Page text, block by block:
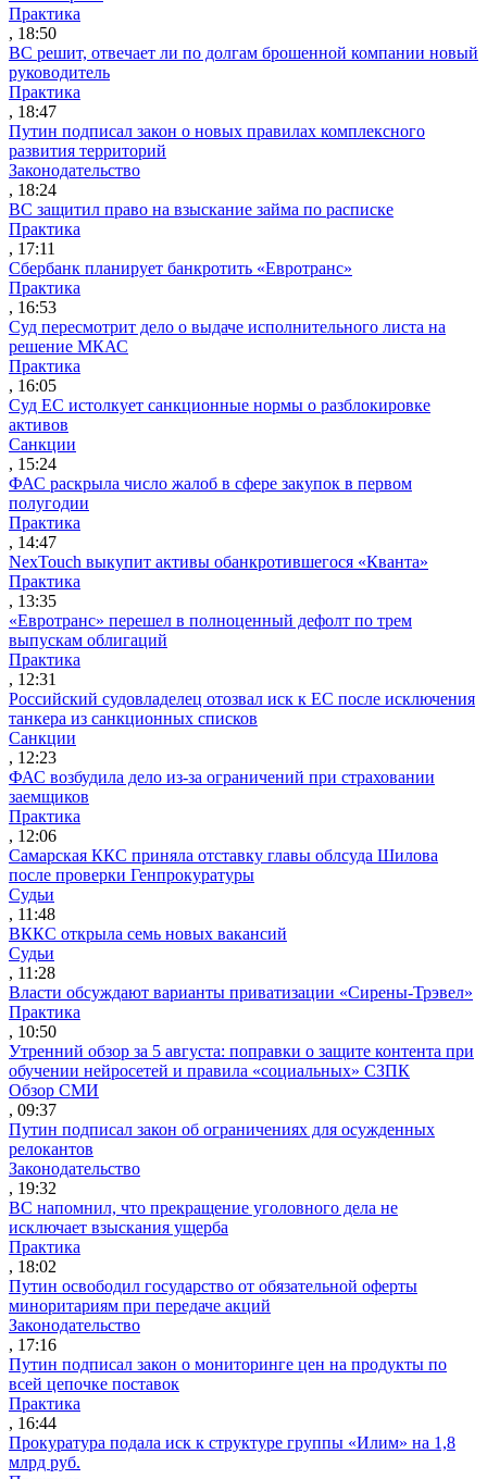
Практика
, 18:50
ВС решит, отвечает ли по долгам брошенной компании новый
руководитель
Практика
, 18:47
Путин подписал закон о новых правилах комплексного
развития территорий
Законодательство
, 18:24
ВС защитил право на взыскание займа по расписке
Практика
, 17:11
Сбербанк планирует банкротить «Евротранс»
Практика
, 16:53
Суд пересмотрит дело о выдаче исполнительного листа на
решение МКАС
Практика
, 16:05
Суд ЕС истолкует санкционные нормы о разблокировке
активов
Санкции
, 15:24
ФАС раскрыла число жалоб в сфере закупок в первом
полугодии
Практика
, 14:47
NexTouch выкупит активы обанкротившегося «Кванта»
Практика
, 13:35
«Евротранс» перешел в полноценный дефолт по трем
выпускам облигаций
Практика
, 12:31
Российский судовладелец отозвал иск к ЕС после исключения
танкера из санкционных списков
Санкции
, 12:23
ФАС возбудила дело из-за ограничений при страховании
заемщиков
Практика
, 12:06
Самарская ККС приняла отставку главы облсуда Шилова
после проверки Генпрокуратуры
Судьи
, 11:48
ВККС открыла семь новых вакансий
Судьи
, 11:28
Власти обсуждают варианты приватизации «Сирены-Трэвел»
Практика
, 10:50
Утренний обзор за 5 августа: поправки о защите контента при
обучении нейросетей и правила «социальных» СЗПК
Обзор СМИ
, 09:37
Путин подписал закон об ограничениях для осужденных
релокантов
Законодательство
, 19:32
ВС напомнил, что прекращение уголовного дела не
исключает взыскания ущерба
Практика
, 18:02
Путин освободил государство от обязательной оферты
миноритариям при передаче акций
Законодательство
, 17:16
Путин подписал закон о мониторинге цен на продукты по
всей цепочке поставок
Практика
, 16:44
Прокуратура подала иск к структуре группы «Илим» на 1,8
млрд руб.